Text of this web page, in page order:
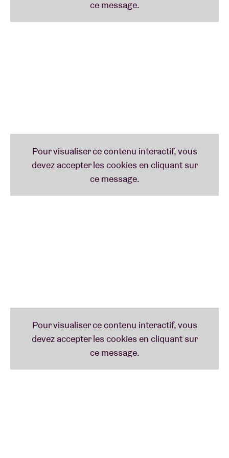
chant)
Kids Percu (grooves brésiliens)
Fanfakids en collaboration avec Tarmacadam
d’Anvers (percussions et cuivres
métropolitains)